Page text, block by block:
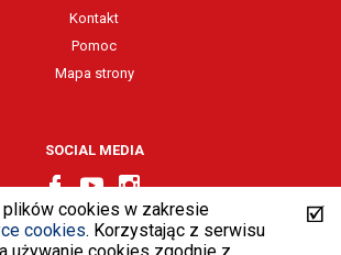
Kontakt
Pomoc
Mapa strony
SOCIAL MEDIA
cookies w zakresie
cookies. Korzystając z serwisu